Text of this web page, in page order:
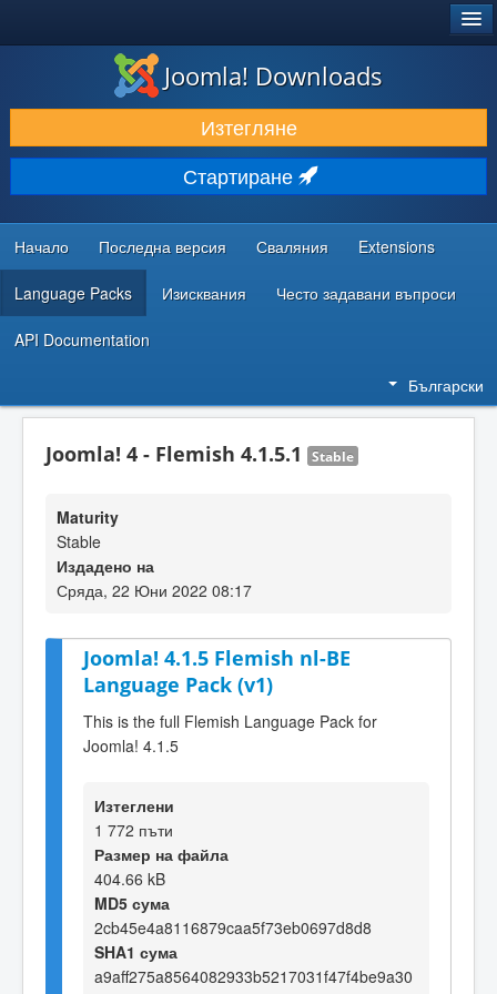
ИЗТЕГЛЯНЕ & РАЗШИРЯВАНЕ
ОТКРИВАЙТЕ & УЧЕТЕ
ОБЩНОСТ & ПОДДРЪЖКА
РЕСУРСИ ЗА РАЗРАБОТКА
Joomla! Downloads
Изтегляне
Стартиране
Начало Последна версия Сваляния Extensions
Language Packs Изисквания Често задавани въпроси
API Documentation
Български
Joomla! 4 - Flemish 4.1.5.1 Stable
Maturity
Stable
Издадено на
Сряда, 22 Юни 2022 08:17
Joomla! 4.1.5 Flemish nl-BE
Language Pack (v1)
This is the full Flemish Language Pack for
Joomla! 4.1.5
Изтеглени
1 772 пъти
Размер на файла
404.66 kB
MD5 сума
2cb45e4a8116879caa5f73eb0697d8d8
SHA1 сума
a9aff275a8564082933b5217031f47f4be9a30